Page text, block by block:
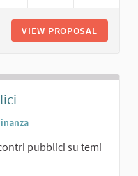
VIEW PROPOSAL
pubblici su temi